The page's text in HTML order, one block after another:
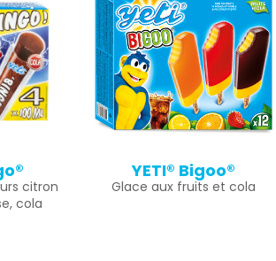
citron
cola
YETI® Bigoo®
Glace aux fruits et cola